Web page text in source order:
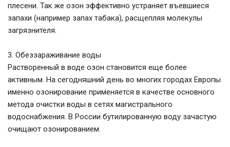
плесени. Так же озон эффективно устраняет въевшиеся
запахи (например запах табака), расщепляя молекулы
загрязнителя.
3. Обеззараживание воды
Растворенный в воде озон становится еще более
активным. На сегодняшний день во многих городах Европы
именно озонирование применяется в качестве основного
метода очистки воды в сетях магистрального
водоснабжения. В России бутилированную воду зачастую
очищают озонированием.